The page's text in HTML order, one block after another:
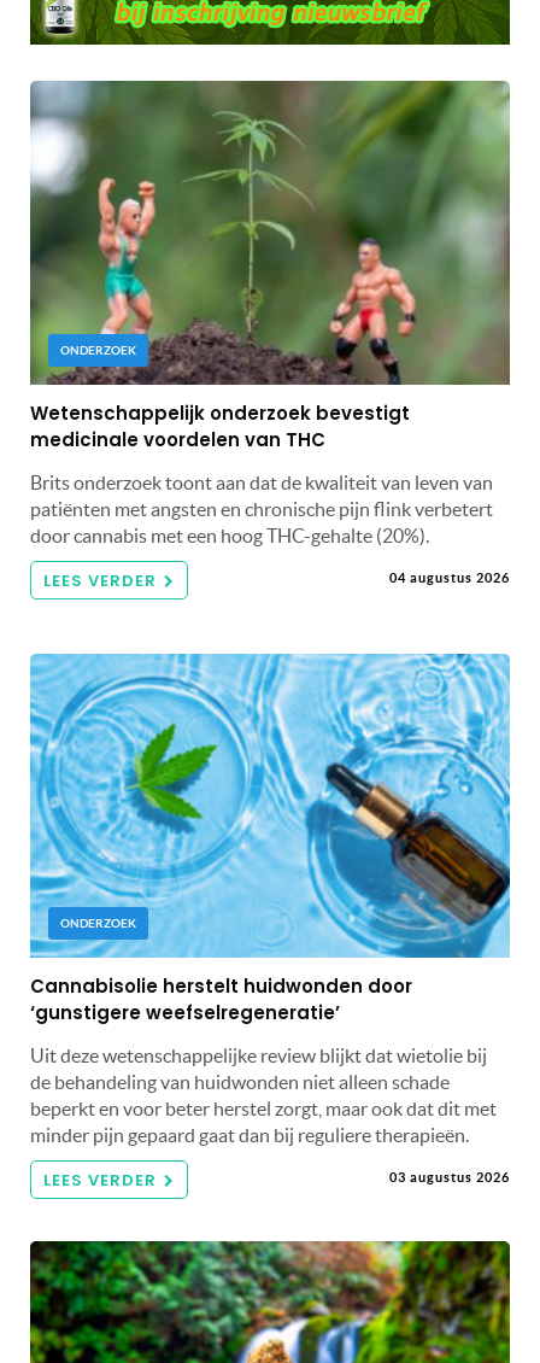
ONDERZOEK
Wetenschappelijk onderzoek bevestigt
medicinale voordelen van THC
Brits onderzoek toont aan dat de kwaliteit van leven van
patiënten met angsten en chronische pijn flink verbetert
door cannabis met een hoog THC-gehalte (20%).
LEES VERDER 04 augustus 2026
ONDERZOEK
Cannabisolie herstelt huidwonden door
‘gunstigere weefselregeneratie’
Uit deze wetenschappelijke review blijkt dat wietolie bij
de behandeling van huidwonden niet alleen schade
beperkt en voor beter herstel zorgt, maar ook dat dit met
minder pijn gepaard gaat dan bij reguliere therapieën.
LEES VERDER 03 augustus 2026